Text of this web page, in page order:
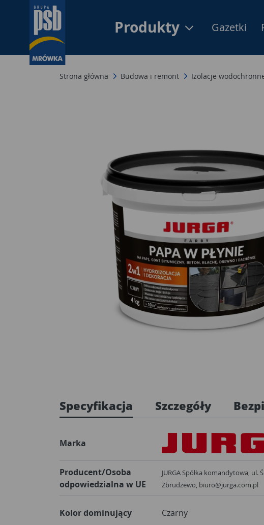
Produkty Gazetki
Strona główna Budowa i remont Izolacje
Specyfikacja Szczegóły
Marka
Producent/Osoba
odpowiedzialna w UE
JURGA Spółka komandytowa, ul.
Zbrudzewo, biuro@jurga.com.pl
Kolor dominujący Czarny